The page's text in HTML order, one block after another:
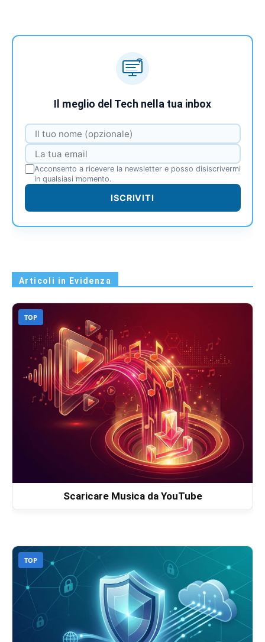
Il meglio del Tech nella tua inbox
Acconsento a ricevere la newsletter e posso disiscrivermi
in qualsiasi momento.
ISCRIVITI
Articoli in Evidenza
TOP
Scaricare Musica da YouTube
TOP